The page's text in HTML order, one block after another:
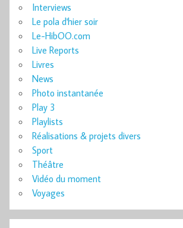
Interviews
Le pola d'hier soir
Le-HibOO.com
Live Reports
Livres
News
Photo instantanée
Play 3
Playlists
Réalisations & projets divers
Sport
Théâtre
Vidéo du moment
Voyages